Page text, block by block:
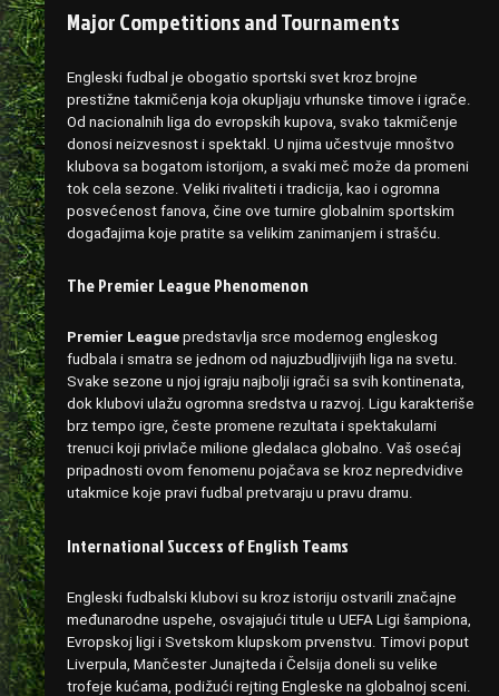
Major Competitions and Tournaments
Engleski fudbal je obogatio sportski svet kroz brojne
prestižne takmičenja koja okupljaju vrhunske timove i igrače.
Od nacionalnih liga do evropskih kupova, svako takmičenje
donosi neizvesnost i spektakl. U njima učestvuje mnoštvo
klubova sa bogatom istorijom, a svaki meč može da promeni
tok cela sezone. Veliki rivaliteti i tradicija, kao i ogromna
posvećenost fanova, čine ove turnire globalnim sportskim
događajima koje pratite sa velikim zanimanjem i strašću.
The Premier League Phenomenon
Premier League predstavlja srce modernog engleskog
fudbala i smatra se jednom od najuzbudljivijih liga na svetu.
Svake sezone u njoj igraju najbolji igrači sa svih kontinenata,
dok klubovi ulažu ogromna sredstva u razvoj. Ligu karakteriše
brz tempo igre, česte promene rezultata i spektakularni
trenuci koji privlače milione gledalaca globalno. Vaš osećaj
pripadnosti ovom fenomenu pojačava se kroz nepredvidive
utakmice koje pravi fudbal pretvaraju u pravu dramu.
International Success of English Teams
Engleski fudbalski klubovi su kroz istoriju ostvarili značajne
međunarodne uspehe, osvajajući titule u UEFA Ligi šampiona,
Evropskoj ligi i Svetskom klupskom prvenstvu. Timovi poput
Liverpula, Mančester Junajteda i Čelsija doneli su velike
trofeje kućama, podižući rejting Engleske na globalnoj sceni.